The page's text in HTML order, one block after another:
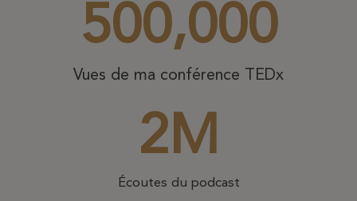
Vues de ma conférence TEDx
500,000
Écoutes du podcast
2M